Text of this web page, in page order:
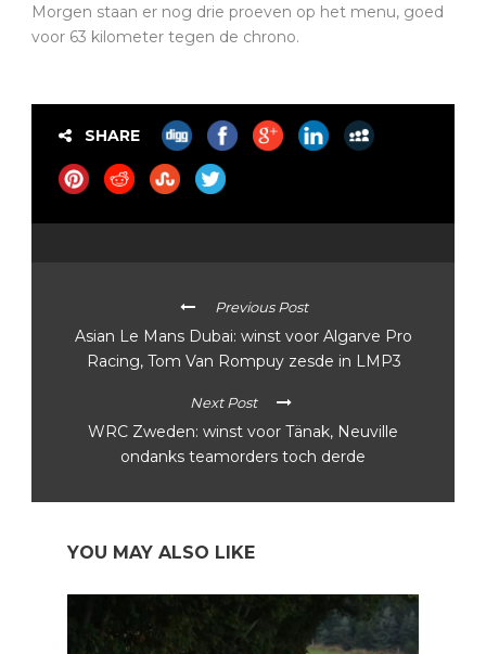
Morgen staan er nog drie proeven op het menu, goed
voor 63 kilometer tegen de chrono.
SHARE
Previous Post
Asian Le Mans Dubai: winst voor Algarve Pro
Racing, Tom Van Rompuy zesde in LMP3
Next Post
WRC Zweden: winst voor Tänak, Neuville
ondanks teamorders toch derde
YOU MAY ALSO LIKE